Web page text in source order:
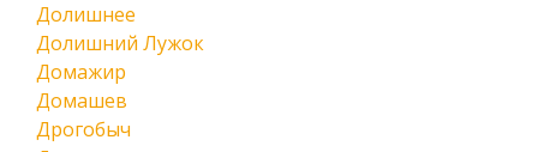
Долишнее
Долишний Лужок
Домажир
Домашев
Дрогобыч